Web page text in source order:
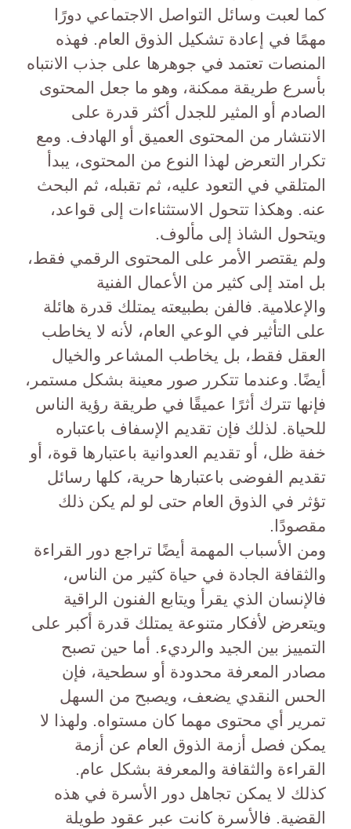
كما لعبت وسائل التواصل الاجتماعي دورًا
مهمًا في إعادة تشكيل الذوق العام. فهذه
المنصات تعتمد في جوهرها على جذب الانتباه
بأسرع طريقة ممكنة، وهو ما جعل المحتوى
الصادم أو المثير للجدل أكثر قدرة على
الانتشار من المحتوى العميق أو الهادف. ومع
تكرار التعرض لهذا النوع من المحتوى، يبدأ
المتلقي في التعود عليه، ثم تقبله، ثم البحث
عنه. وهكذا تتحول الاستثناءات إلى قواعد،
ويتحول الشاذ إلى مألوف.
ولم يقتصر الأمر على المحتوى الرقمي فقط،
بل امتد إلى كثير من الأعمال الفنية
والإعلامية. فالفن بطبيعته يمتلك قدرة هائلة
على التأثير في الوعي العام، لأنه لا يخاطب
العقل فقط، بل يخاطب المشاعر والخيال
أيضًا. وعندما تتكرر صور معينة بشكل مستمر،
فإنها تترك أثرًا عميقًا في طريقة رؤية الناس
للحياة. لذلك فإن تقديم الإسفاف باعتباره
خفة ظل، أو تقديم العدوانية باعتبارها قوة، أو
تقديم الفوضى باعتبارها حرية، كلها رسائل
تؤثر في الذوق العام حتى لو لم يكن ذلك
مقصودًا.
ومن الأسباب المهمة أيضًا تراجع دور القراءة
والثقافة الجادة في حياة كثير من الناس،
فالإنسان الذي يقرأ ويتابع الفنون الراقية
ويتعرض لأفكار متنوعة يمتلك قدرة أكبر على
التمييز بين الجيد والرديء. أما حين تصبح
مصادر المعرفة محدودة أو سطحية، فإن
الحس النقدي يضعف، ويصبح من السهل
تمرير أي محتوى مهما كان مستواه. ولهذا لا
يمكن فصل أزمة الذوق العام عن أزمة
القراءة والثقافة والمعرفة بشكل عام.
كذلك لا يمكن تجاهل دور الأسرة في هذه
القضية. فالأسرة كانت عبر عقود طويلة